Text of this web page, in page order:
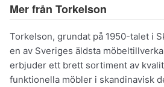
Mer från Torkelson
Torkelson, grundat på 1950-talet i
en av Sveriges äldsta
erbjuder ett brett sortiment av
funktionella möbler i skandinavisk